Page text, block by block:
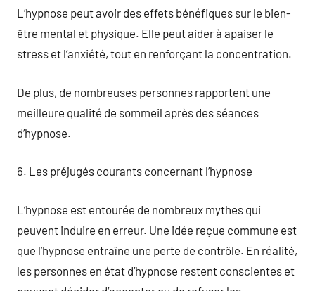
L’hypnose peut avoir des effets bénéfiques sur le bien-
être mental et physique. Elle peut aider à apaiser le
stress et l’anxiété, tout en renforçant la concentration.
De plus, de nombreuses personnes rapportent une
meilleure qualité de sommeil après des séances
d’hypnose.
6. Les préjugés courants concernant l’hypnose
L’hypnose est entourée de nombreux mythes qui
peuvent induire en erreur. Une idée reçue commune est
que l’hypnose entraîne une perte de contrôle. En réalité,
les personnes en état d’hypnose restent conscientes et